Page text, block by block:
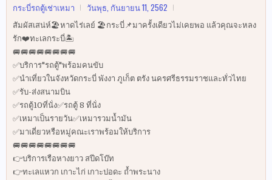
กระบี่รถตู้เช่าเหมา วันพุธ, กันยายน 11, 2562
สัมผัสเสน่ห์🏖หาดไร่เลย์ 🏖กระบี่📌มาครั้งเดียวไม่เคยพอ แล้วคุณจะหลง
รัก❤️ทะเลกระบี่🏝
🚐🚐🚐🚐🚐🚐🚐🚐
✅บริการ"รถตู้"พร้อมคนขับ
✅นำเที่ยวในจังหวัดกระบี่ พังงา ภูเก็ต ตรัง นครศรีธรรมราชและทั่วไทย
✅รับ-ส่งสนามบิน
✅รถตู้10ที่นั่ง✅รถตู้ 8 ที่นั่ง
✅เหมาเป็นรายวัน✅เหมารวมน้ำมัน
✅มาเดี่ยวหรือหมู่คณะเราพร้อมให้บริการ
🚐🚐🚐🚐🚐🚐🚐🚐
👉บริการเรือหางยาว สปีดโบ๊ท
👉ทะเลแหวก เกาะไก่ เกาะปอดะ ถ้ำพระนาง